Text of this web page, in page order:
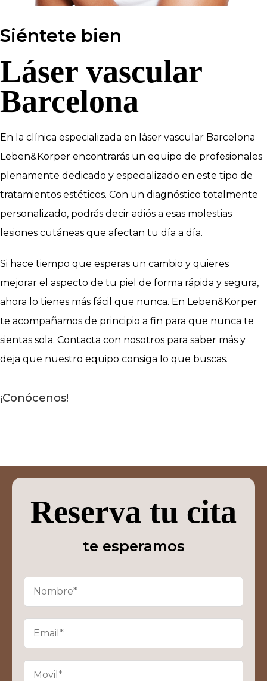
Siéntete bien
Láser vascular
Barcelona
En la clínica especializada en láser vascular Barcelona
Leben&Körper encontrarás un equipo de profesionales
plenamente dedicado y especializado en este tipo de
tratamientos estéticos. Con un diagnóstico totalmente
personalizado, podrás decir adiós a esas molestias
lesiones cutáneas que afectan tu día a día.
Si hace tiempo que esperas un cambio y quieres
mejorar el aspecto de tu piel de forma rápida y segura,
ahora lo tienes más fácil que nunca. En Leben&Körper
te acompañamos de principio a fin para que nunca te
sientas sola. Contacta con nosotros para saber más y
deja que nuestro equipo consiga lo que buscas.
¡Conócenos!
Reserva tu cita
te esperamos